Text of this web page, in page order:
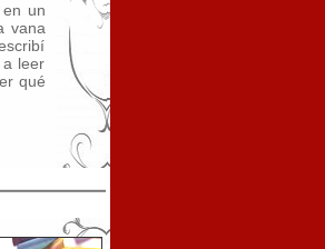
un
vana
leer
qué